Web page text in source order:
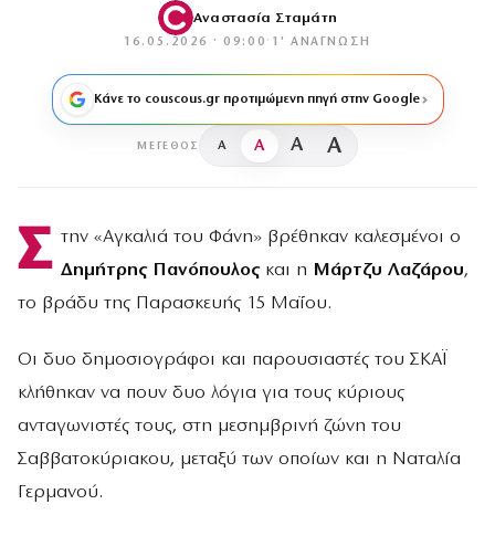
Αναστασία Σταμάτη
16.05.2026 · 09:00 · 1′ ΑΝΆΓΝΩΣΗ
Κάνε το couscous.gr προτιμώμενη πηγή στην Google
ΜΈΓΕΘΟΣ A A A A
Σ την «Αγκαλιά του Φάνη» βρέθηκαν καλεσμένοι ο
Δημήτρης Πανόπουλοςκαι η Μάρτζυ Λαζάρου,
το βράδυ της Παρασκευής 15 Μαΐου.
Οι δυο δημοσιογράφοι και παρουσιαστές του ΣΚΑΪ
κλήθηκαν να πουν δυο λόγια για τους κύριους
ανταγωνιστές τους, στη μεσημβρινή ζώνη του
Σαββατοκύριακου, μεταξύ των οποίων και η Ναταλία
Γερμανού.